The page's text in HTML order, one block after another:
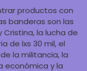
productos con
banderas son las
Cristina, la lucha de
de lxs 30 mil, el
la militancia, la
económica y la